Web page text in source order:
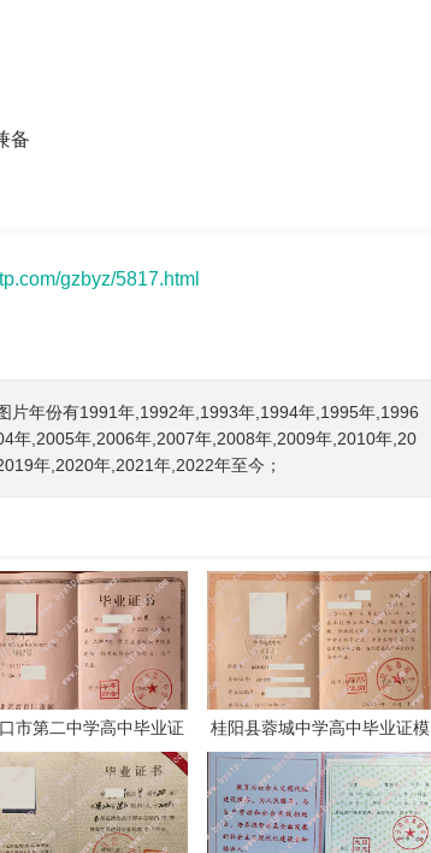
备
gzbyz/5817.html
片年份有1991年,1992年,1993年,1994年,1995年,1996
年,2005年,2006年,2007年,2008年,2009年,2010年,20
年,2020年,2021年,2022年至今；
市第二中学高中毕业证
模板样本
桂阳县蓉城中学高中毕业证模
板样本